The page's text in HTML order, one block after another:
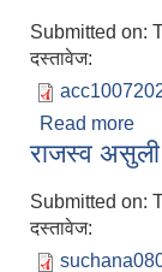
Submitted on:
दस्तावेज:
Read more
राजस्व असुली
Submitted on:
दस्तावेज: